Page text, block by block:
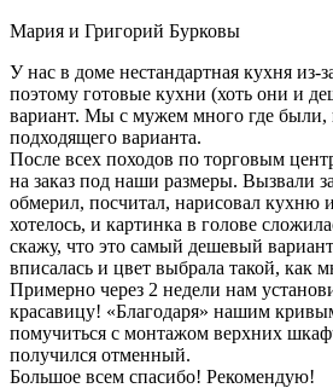
Мария и Григорий Бурковы
У нас в доме нестандартная кухня из-
поэтому готовые кухни (хоть они и
вариант. Мы с мужем много где были,
подходящего варианта.
После всех походов по торговым
на заказ под наши размеры. Вызвали
обмерил, посчитал, нарисовал кухню
хотелось, и картинка в голове
скажу, что это самый дешевый
вписалась и цвет выбрала такой, как
Примерно через 2 недели нам
красавицу! «Благодаря» нашим
помучиться с монтажом верхних
получился отменный.
Большое всем спасибо! Рекомендую!